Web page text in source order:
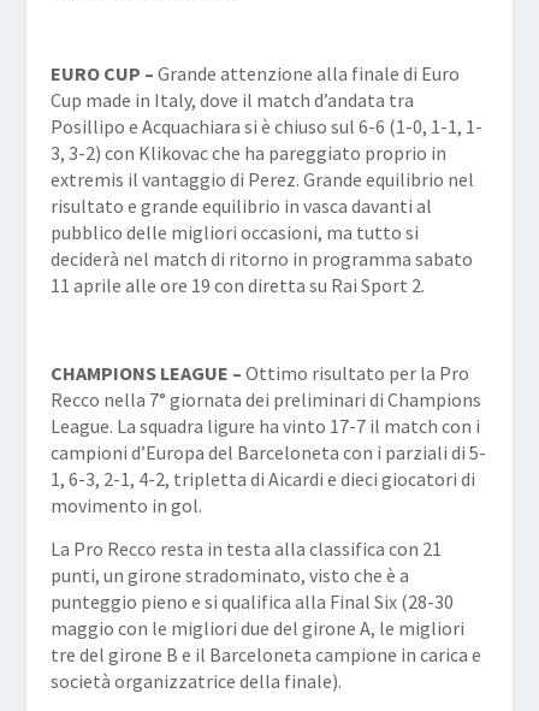
EURO CUP – Grande attenzione alla finale di Euro
Cup made in Italy, dove il match d’andata tra
Posillipo e Acquachiara si è chiuso sul 6-6 (1-0, 1-1, 1-
3, 3-2) con Klikovac che ha pareggiato proprio in
extremis il vantaggio di Perez. Grande equilibrio nel
risultato e grande equilibrio in vasca davanti al
pubblico delle migliori occasioni, ma tutto si
deciderà nel match di ritorno in programma sabato
11 aprile alle ore 19 con diretta su Rai Sport 2.
CHAMPIONS LEAGUE – Ottimo risultato per la Pro
Recco nella 7° giornata dei preliminari di Champions
League. La squadra ligure ha vinto 17-7 il match con i
campioni d’Europa del Barceloneta con i parziali di 5-
1, 6-3, 2-1, 4-2, tripletta di Aicardi e dieci giocatori di
movimento in gol.
La Pro Recco resta in testa alla classifica con 21
punti, un girone stradominato, visto che è a
punteggio pieno e si qualifica alla Final Six (28-30
maggio con le migliori due del girone A, le migliori
tre del girone B e il Barceloneta campione in carica e
società organizzatrice della finale).